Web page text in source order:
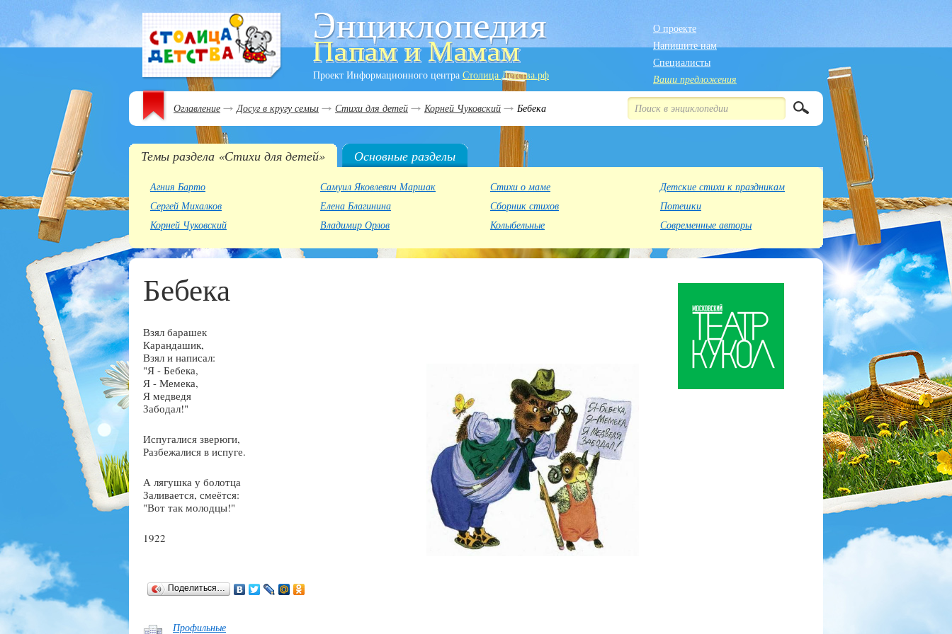
Проект Информационного центра Столица Детства.рф
О проекте
Напишите нам
Специалисты
Ваши предложения
Оглавление Досуг в кругу семьи Стихи для детей Корней Чуковский Бебека
Темы раздела «Стихи для детей» Основные разделы
Агния Барто
Сергей Михалков
Корней Чуковский
Самуил Яковлевич Маршак
Елена Благинина
Владимир Орлов
Стихи о маме
Сборник стихов
Колыбельные
Детские стихи к праздникам
Потешки
Современные авторы
Бебека
Взял барашек
Карандашик,
Взял и написал:
"Я - Бебека,
Я - Мемека,
Я медведя
Забодал!"
Испугалися зверюги,
Разбежалися в испуге.
А лягушка у болотца
Заливается, смеётся:
"Вот так молодцы!"
1922
Поделиться…
Профильные